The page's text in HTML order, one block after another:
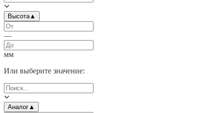
Высота▲
—
мм
Или выберите значение:
Аналог▲